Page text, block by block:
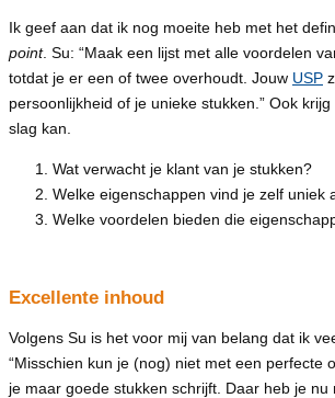
Ik geef aan dat ik nog moeite heb met het
point. Su: “Maak een lijst met alle voordelen
totdat je er een of twee overhoudt. Jouw USP
persoonlijkheid of je unieke stukken.” Ook
slag kan.
Wat verwacht je klant van je stukken?
Welke eigenschappen vind je zelf uniek
Welke voordelen bieden die
Excellente inhoud
Volgens Su is het voor mij van belang dat ik
“Misschien kun je (nog) niet met een perfecte
je maar goede stukken schrijft. Daar heb je